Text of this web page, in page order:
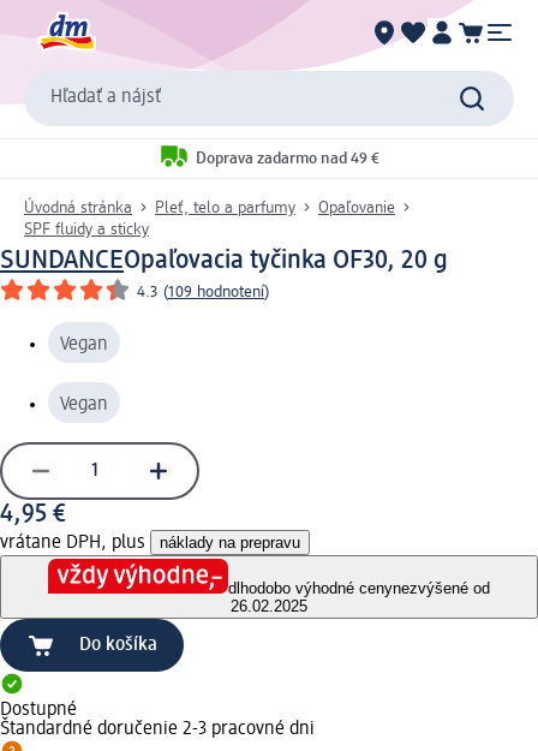
Hľadať a nájsť
Doprava zadarmo nad 49 €
Úvodná stránka Pleť, telo a parfumy
Opaľovanie
SPF fluidy a sticky
SUNDANCEOpaľovacia tyčinka OF30, 20 g
4.3 (109 hodnotení)
Vegan
Vegan
4,95 €
vrátane DPH, plus náklady na prepravu
dlhodobo výhodné cenynezvýšené od
26.02.2025
Do košíka
Dostupné
Štandardné doručenie 2-3 pracovné dni